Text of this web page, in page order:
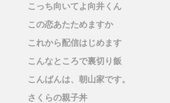
こっち向いてよ向井くん
この恋あたためますか
これから配信はじめます
こんなところで裏切り飯
こんばんは、朝山家です。
さくらの親子丼